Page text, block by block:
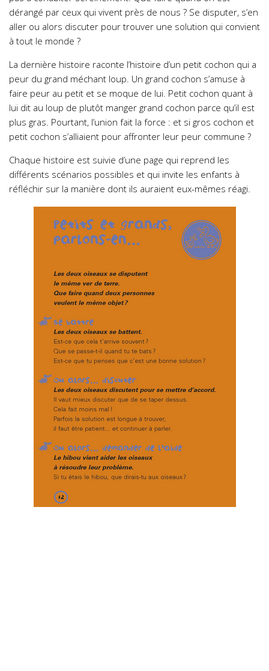
dérangé par ceux qui vivent près de nous ? Se disputer, s’en
aller ou alors discuter pour trouver une solution qui convient
à tout le monde ?
La dernière histoire raconte l’histoire d’un petit cochon qui a
peur du grand méchant loup. Un grand cochon s’amuse à
faire peur au petit et se moque de lui. Petit cochon quant à
lui dit au loup de plutôt manger grand cochon parce qu’il est
plus gras. Pourtant, l’union fait la force : et si gros cochon et
petit cochon s’alliaient pour affronter leur peur commune ?
Chaque histoire est suivie d’une page qui reprend les
différents scénarios possibles et qui invite les enfants à
réfléchir sur la manière dont ils auraient eux-mêmes réagi.